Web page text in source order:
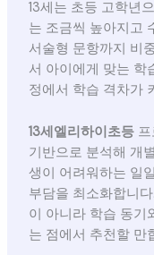
13세는 초등 고학년
는 조금씩 높아지고
서술형 문항까지 비
서 아이에게 맞는 학
정에서 학습 격차가
13세엘리하이초등프
기반으로 분석해 개
생이 어려워하는 일
부담을 최소화합니
이 아니라 학습 동기
는 점에서 추천할 만